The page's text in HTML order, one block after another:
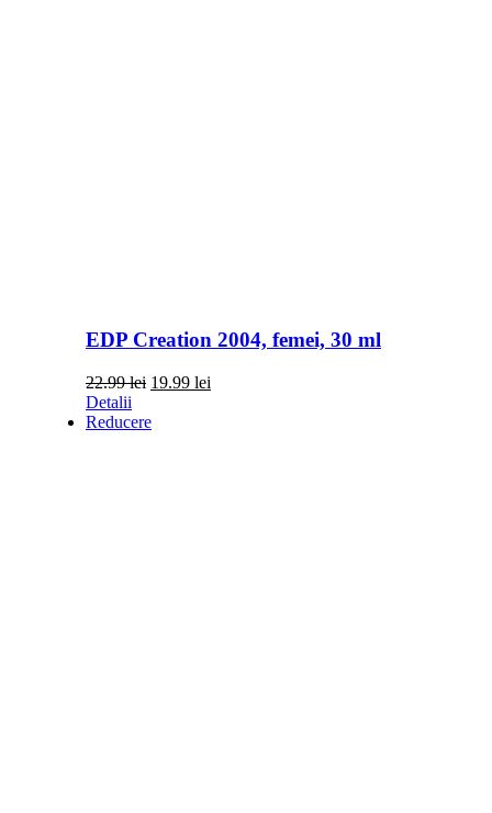
EDP Creation 2004, femei, 30 ml
22.99lei Prețul
a
19.99 leiPrețul
Detalii
Reducere